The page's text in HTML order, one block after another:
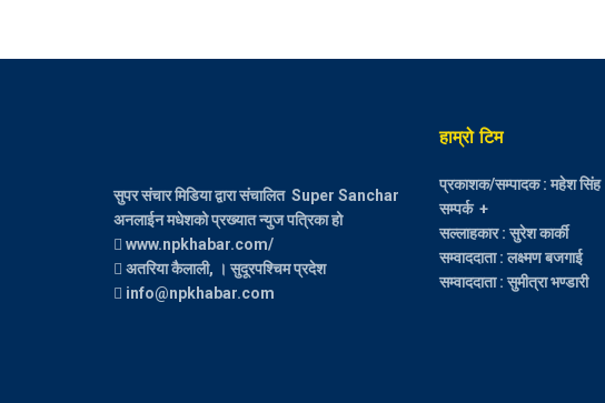
सुपर संचार मिडिया द्वारा संचालित Super Sanchar
अनलाईन मधेशको प्रख्यात न्युज पत्रिका हो
www.npkhabar.com/
अतरिया कैलाली, । सुदूरपश्चिम प्रदेश
info@npkhabar.com
हाम्रो टिम
प्रकाशक/सम्पादक : महेश सिंह
सम्पर्क +
सल्लाहकार : सुरेश कार्की
सम्वाददाता : लक्ष्मण बजगाई
सम्वाददाता : सुमीत्रा भण्डारी